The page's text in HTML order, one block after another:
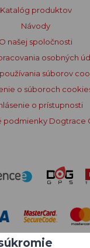
Katalóg produktov
Návody
O našej spoločnosti
osobných
súborov
o súboroch
o prístupnosti
podmienky Dogtrace